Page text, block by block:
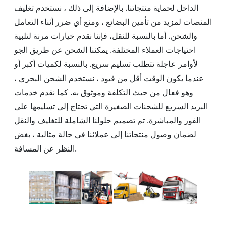
الداخل لحماية منتجاتنا. بالإضافة إلى ذلك ، نستخدم تغليف
المنصات لمزيد من تأمين البضائع ، ومنع أي ضرر أثناء التعامل
والشحن. أما بالنسبة للنقل، فإننا نقدم خيارات مرنة لتلبية
احتياجات العملاء المختلفة. يمكننا الشحن عن طريق الجو
لأوامر عاجلة تتطلب تسليم سريع. بالنسبة لكميات أكبر أو
عندما يكون الوقت أقل من قيود ، نستخدم الشحن البحري ،
وهو فعال من حيث التكلفة وموثوق به. كما نقدم خدمات
البريد السريع للشحنات الصغيرة التي تحتاج إلى تسليمها على
الفور والمباشرة. تم تصميم حلولنا الشاملة للتغليف والنقل
لضمان وصول منتجاتنا إلى عملائنا في حالة مثالية ، بغض
النظر عن المسافة.